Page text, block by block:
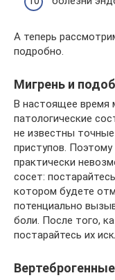
А теперь
подробно.
Мигрень и
В настоящее время
патологические
не известны
приступов.
практически
сосет:
котором будете
потенциально
боли. После того,
постарайтесь их